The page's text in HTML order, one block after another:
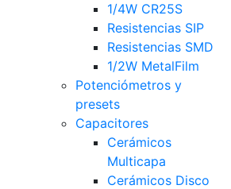
1/4W CR25S
Resistencias SIP
Resistencias SMD
1/2W MetalFilm
Potenciómetros y
presets
Capacitores
Cerámicos
Multicapa
Cerámicos Disco